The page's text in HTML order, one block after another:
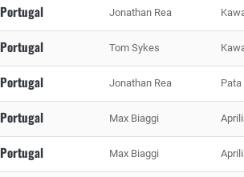
Portugal Jonathan Rea
Portugal Tom Sykes
Portugal Jonathan Rea
Portugal Max Biaggi
Portugal Max Biaggi